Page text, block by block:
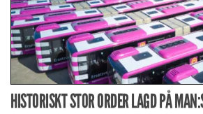
HISTORISKT STOR ORDER LAGD PÅ